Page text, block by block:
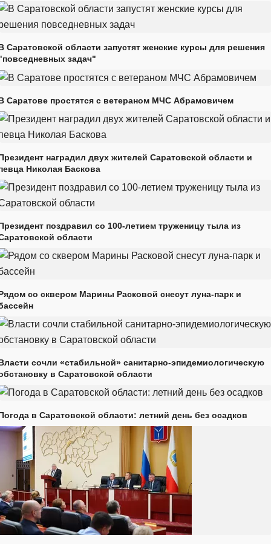
Саратовской области запустят женские курсы для решения
задач"
Саратове простятся с ветераном МЧС Абрамовичем
наградил двух жителей Саратовской области и
Николая Баскова
поздравил со 100-летием труженицу тыла из
области
со сквером Марины Расковой снесут луна-парк и
сочли «стабильной» санитарно-эпидемиологическую
в Саратовской области
в Саратовской области: летний день без осадков